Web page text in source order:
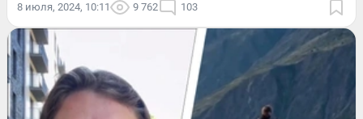
8 июля, 2024, 10:11 9 762 103